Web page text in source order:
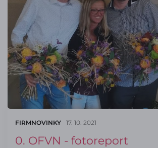
FIRMNOVINKY 17. 10. 2021
0. OFVN - fotoreport